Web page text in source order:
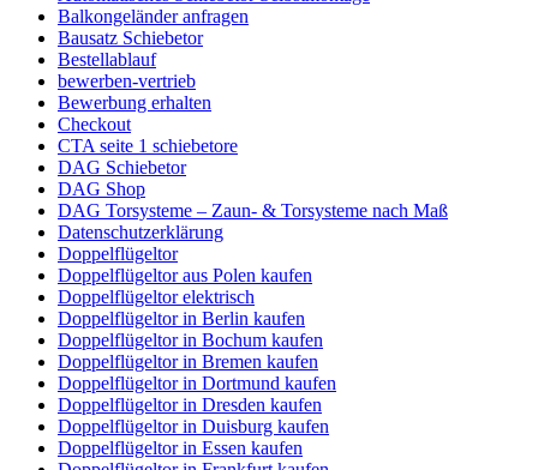
Balkongeländer anfragen
Bausatz Schiebetor
Bestellablauf
bewerben-vertrieb
Bewerbung erhalten
Checkout
CTA seite 1 schiebetore
DAG Schiebetor
DAG Shop
DAG Torsysteme – Zaun- & Torsysteme nach Maß
Datenschutzerklärung
Doppelflügeltor
Doppelflügeltor aus Polen kaufen
Doppelflügeltor elektrisch
Doppelflügeltor in Berlin kaufen
Doppelflügeltor in Bochum kaufen
Doppelflügeltor in Bremen kaufen
Doppelflügeltor in Dortmund kaufen
Doppelflügeltor in Dresden kaufen
Doppelflügeltor in Duisburg kaufen
Doppelflügeltor in Essen kaufen